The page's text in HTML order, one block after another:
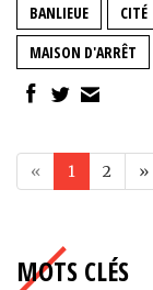
BANLIEUE CITÉ
MAISON D'ARRÊT
« 1 2 »
MOTS CLÉS